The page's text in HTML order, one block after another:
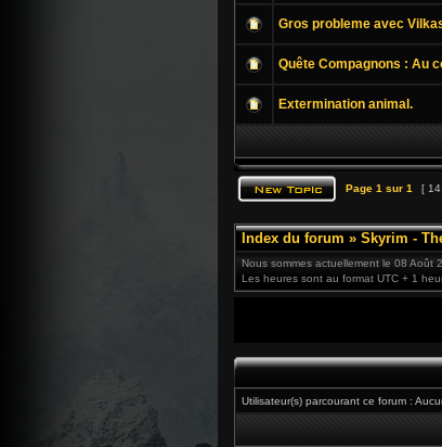
Gros probleme avec
Quête Compagnons : Au
Extermination animal.
Page 1 sur 1 [ 14
Index du forum » Skyrim -
Nous sommes actuellement le 08 Août
Les heures sont au format UTC + 1
Utilisateur(s) parcourant ce forum :